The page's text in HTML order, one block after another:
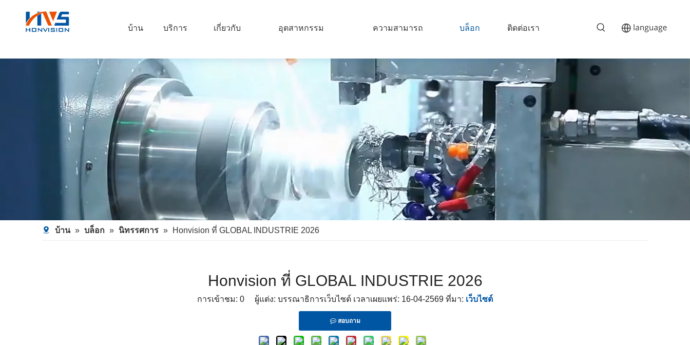
บ้าน บริการ เกี่ยวกับ อุตสาหกรรม ความสามารถ บล็อก ติดต่อเรา
บ้าน » บล็อก » นิทรรศการ » Honvision ที่ GLOBAL INDUSTRIE 2026
Honvision ที่ GLOBAL INDUSTRIE 2026
การเข้าชม: 0 ผู้แต่ง: บรรณาธิการเว็บไซต์ เวลาเผยแพร่: 16-04-2569 ที่มา: เว็บไซต์
สอบถาม